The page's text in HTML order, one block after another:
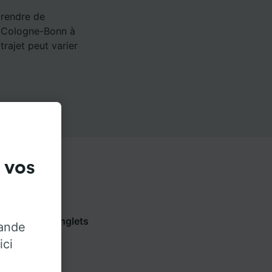
de
Bonn à
peut varier
. Utilisez les onglets